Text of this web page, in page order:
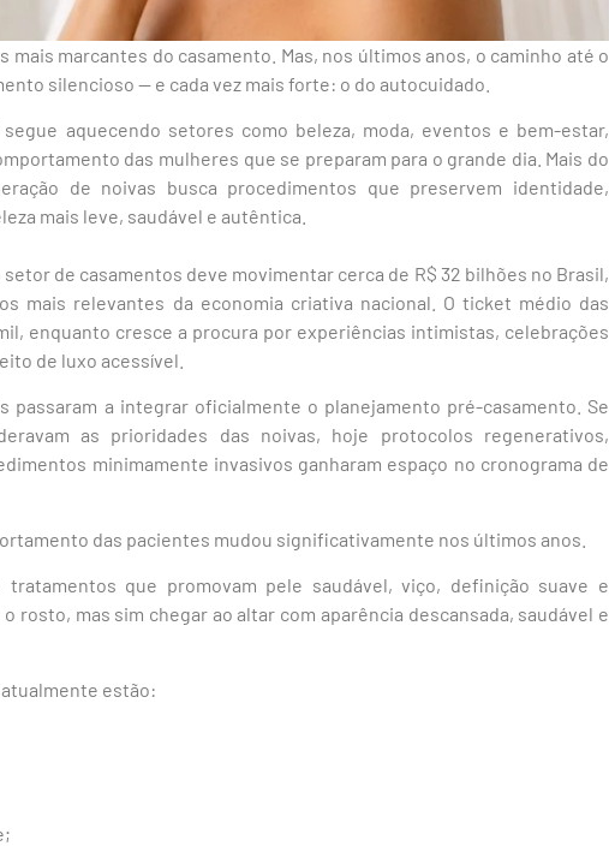
marcantes do casamento. Mas, nos últimos anos, o caminho até o
silencioso — e cada vez mais forte: o do autocuidado.
segue aquecendo setores como beleza, moda, eventos e bem-estar,
das mulheres que se preparam para o grande dia. Mais do
de noivas busca procedimentos que preservem identidade,
mais leve, saudável e autêntica.
de casamentos deve movimentar cerca de R$ 32 bilhões no Brasil,
mais relevantes da economia criativa nacional. O ticket médio das
enquanto cresce a procura por experiências intimistas, celebrações
de luxo acessível.
passaram a integrar oficialmente o planejamento pré-casamento. Se
as prioridades das noivas, hoje protocolos regenerativos,
minimamente invasivos ganharam espaço no cronograma de
das pacientes mudou significativamente nos últimos anos.
tratamentos que promovam pele saudável, viço, definição suave e
rosto, mas sim chegar ao altar com aparência descansada, saudável e
estão: